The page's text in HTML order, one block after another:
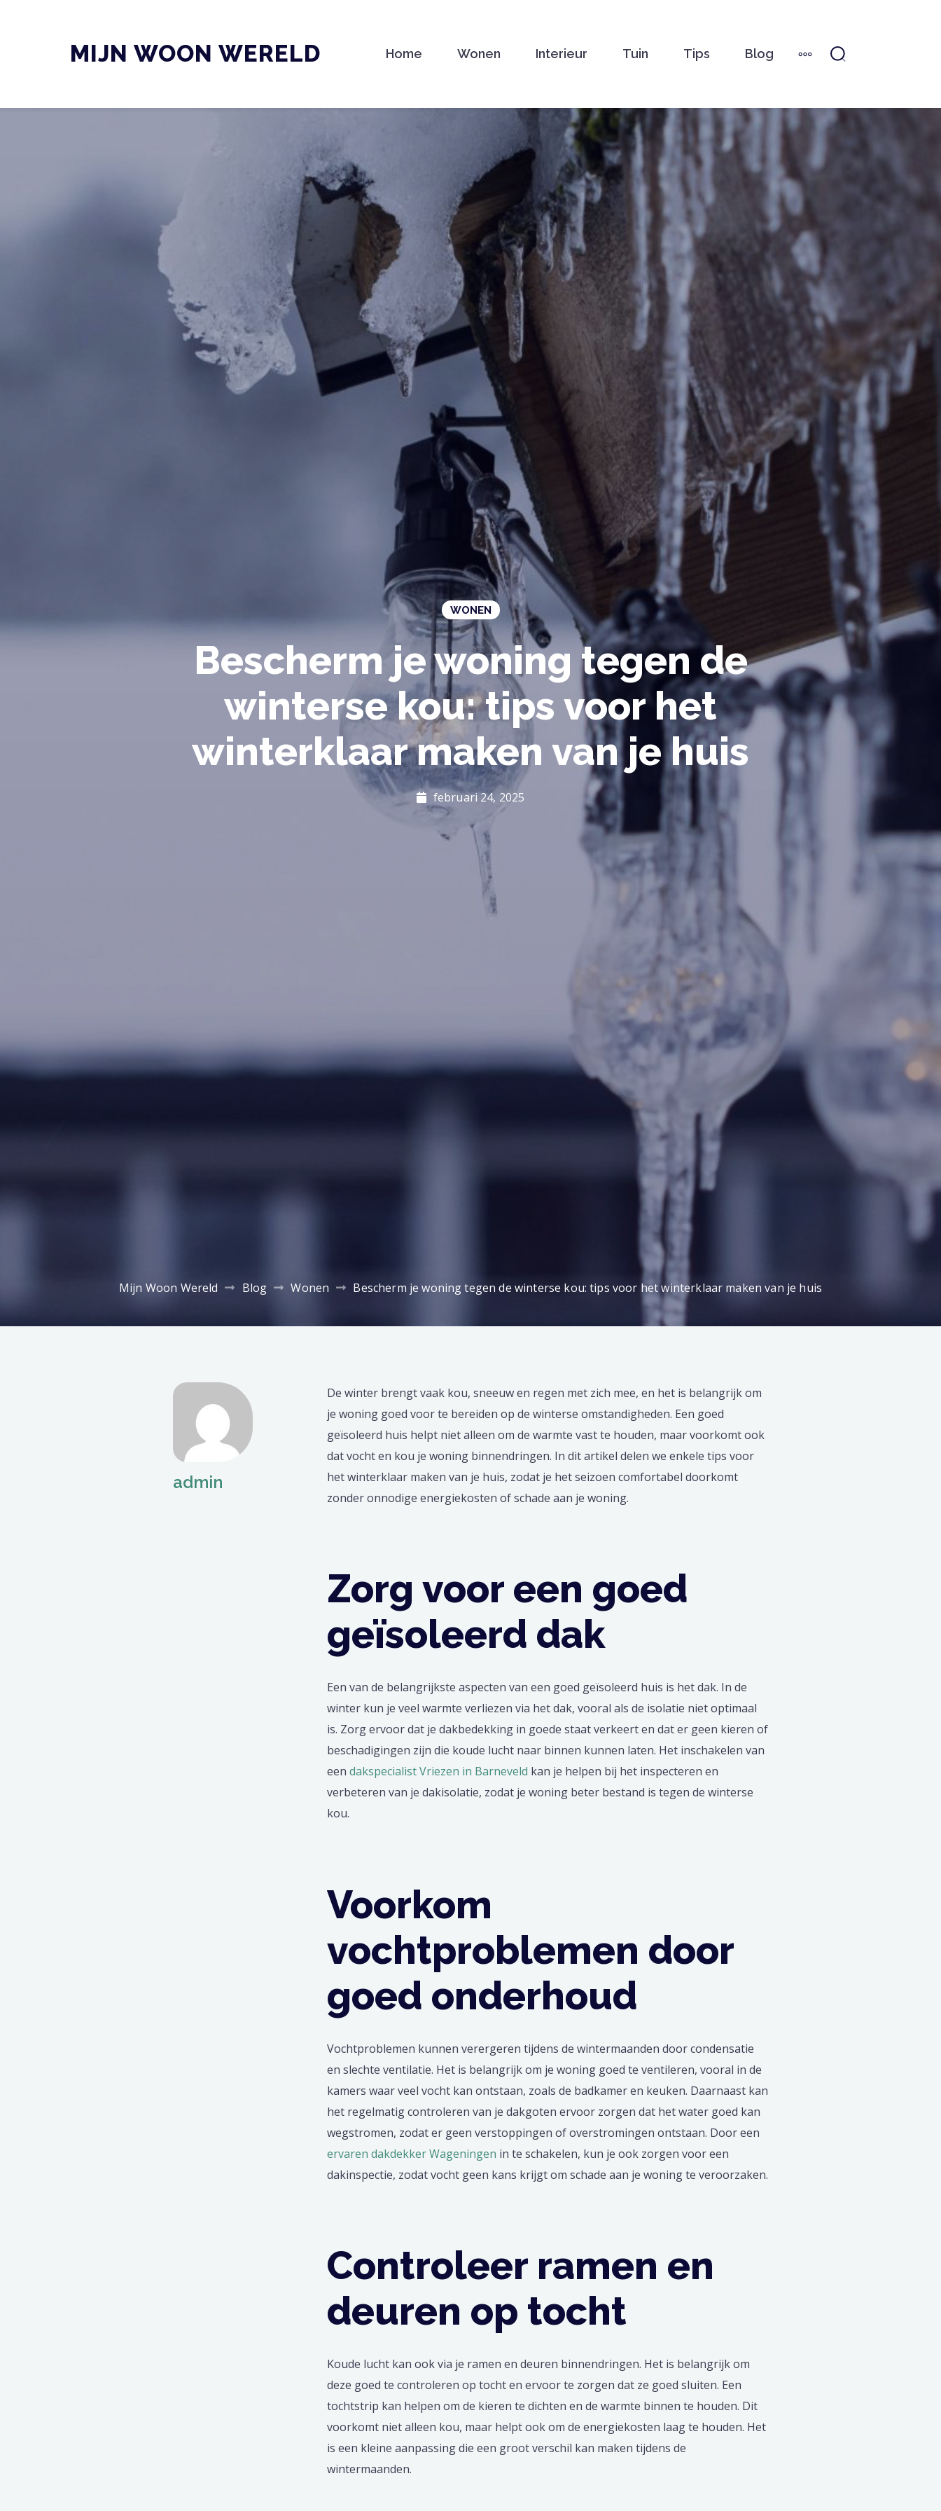
MIJN WOON WERELD Home Wonen Interieur Tuin Tips Blog MORE
WONEN
Bescherm je woning tegen de
winterse kou: tips voor het
winterklaar maken van je huis
februari 24, 2025
Mijn Woon Wereld Blog Wonen Bescherm je woning tegen de winterse kou: tips voor het winterklaar maken van je huis
admin
De winter brengt vaak kou, sneeuw en regen met zich mee, en het is belangrijk om
je woning goed voor te bereiden op de winterse omstandigheden. Een goed
geïsoleerd huis helpt niet alleen om de warmte vast te houden, maar voorkomt ook
dat vocht en kou je woning binnendringen. In dit artikel delen we enkele tips voor
het winterklaar maken van je huis, zodat je het seizoen comfortabel doorkomt
zonder onnodige energiekosten of schade aan je woning.
Zorg voor een goed
geïsoleerd dak
Een van de belangrijkste aspecten van een goed geïsoleerd huis is het dak. In de
winter kun je veel warmte verliezen via het dak, vooral als de isolatie niet optimaal
is. Zorg ervoor dat je dakbedekking in goede staat verkeert en dat er geen kieren of
beschadigingen zijn die koude lucht naar binnen kunnen laten. Het inschakelen van
een dakspecialist Vriezen in Barneveld kan je helpen bij het inspecteren en
verbeteren van je dakisolatie, zodat je woning beter bestand is tegen de winterse
kou.
Voorkom
vochtproblemen door
goed onderhoud
Vochtproblemen kunnen verergeren tijdens de wintermaanden door condensatie
en slechte ventilatie. Het is belangrijk om je woning goed te ventileren, vooral in de
kamers waar veel vocht kan ontstaan, zoals de badkamer en keuken. Daarnaast kan
het regelmatig controleren van je dakgoten ervoor zorgen dat het water goed kan
wegstromen, zodat er geen verstoppingen of overstromingen ontstaan. Door een
ervaren dakdekker Wageningen in te schakelen, kun je ook zorgen voor een
dakinspectie, zodat vocht geen kans krijgt om schade aan je woning te veroorzaken.
Controleer ramen en
deuren op tocht
Koude lucht kan ook via je ramen en deuren binnendringen. Het is belangrijk om
deze goed te controleren op tocht en ervoor te zorgen dat ze goed sluiten. Een
tochtstrip kan helpen om de kieren te dichten en de warmte binnen te houden. Dit
voorkomt niet alleen kou, maar helpt ook om de energiekosten laag te houden. Het
is een kleine aanpassing die een groot verschil kan maken tijdens de
wintermaanden.